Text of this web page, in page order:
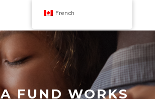
A FUND WORKS
French